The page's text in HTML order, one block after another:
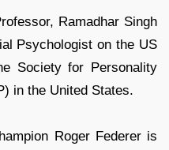
Ramadhar Singh
Psychologist on the US
Society for Personality
in the United States.
Roger Federer is